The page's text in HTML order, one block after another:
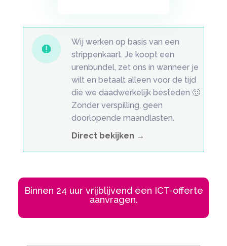

Wij werken op basis van een
strippenkaart. Je koopt een
urenbundel, zet ons in wanneer je
wilt en betaalt alleen voor de tijd
die we daadwerkelijk besteden 🙂
Zonder verspilling, geen
doorlopende maandlasten.
Direct bekijken →
Binnen 24 uur vrijblijvend een ICT-offerte
aanvragen.